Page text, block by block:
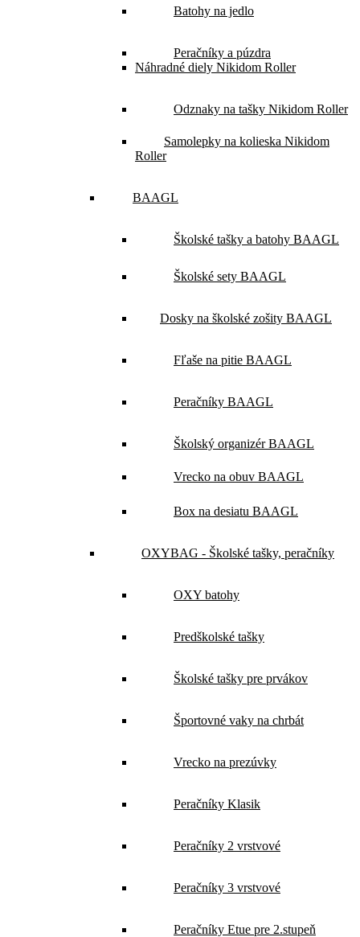
Batohy na jedlo
Peračníky a púzdra
Náhradné diely Nikidom Roller
Odznaky na tašky Nikidom Roller
Samolepky na kolieska Nikidom
Roller
BAAGL
Školské tašky a batohy BAAGL
Školské sety BAAGL
Dosky na školské zošity BAAGL
Fľaše na pitie BAAGL
Peračníky BAAGL
Školský organizér BAAGL
Vrecko na obuv BAAGL
Box na desiatu BAAGL
OXYBAG - Školské tašky, peračníky
OXY batohy
Predškolské tašky
Školské tašky pre prvákov
Športovné vaky na chrbát
Vrecko na prezúvky
Peračníky Klasik
Peračníky 2 vrstvové
Peračníky 3 vrstvové
Peračníky Etue pre 2.stupeň